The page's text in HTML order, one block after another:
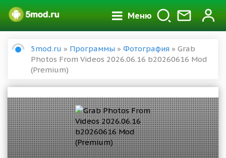
Меню
5mod.ru » Программы » Фотография » Grab
Photos From Videos 2026.06.16 b20260616 Mod
(Premium)